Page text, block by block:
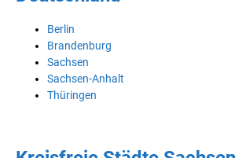
Berlin
Brandenburg
Sachsen
Sachsen-Anhalt
Thüringen